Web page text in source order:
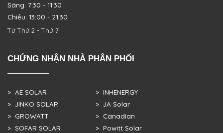
Sáng: 7:30 - 11:30
Chiều: 13:00 - 21:30
Từ Thứ 2 - Thứ 7
CHỨNG NHẬN NHÀ PHÂN PHỐI
> AE SOLAR
> JINKO SOLAR
> GROWATT
> SOFAR SOLAR
> INHENERGY
> JA Solar
> Canadian
> Powitt Solar